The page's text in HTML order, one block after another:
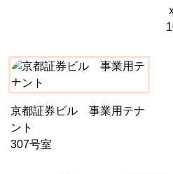
京都証券ビル 事業用テナ
ント
307号室